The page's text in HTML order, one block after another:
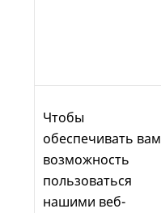
Чтобы
обеспечивать вам
возможность
пользоваться
нашими веб-